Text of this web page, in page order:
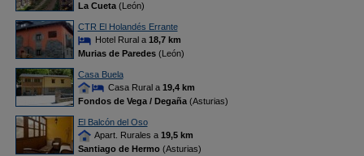
La Cueta(León)
CTR El Holandés Errante
Hotel Rural a 18,7 km
Murias de Paredes(León)
Casa Buela
Casa Rural a 19,4 km
Fondos de Vega / Degaña(Asturias)
El Balcón del Oso
Apart. Rurales a 19,5 km
Santiago de Hermo(Asturias)